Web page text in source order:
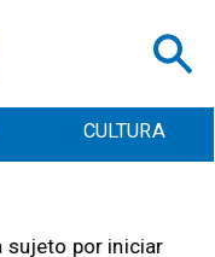
CULTURA
sujeto por iniciar